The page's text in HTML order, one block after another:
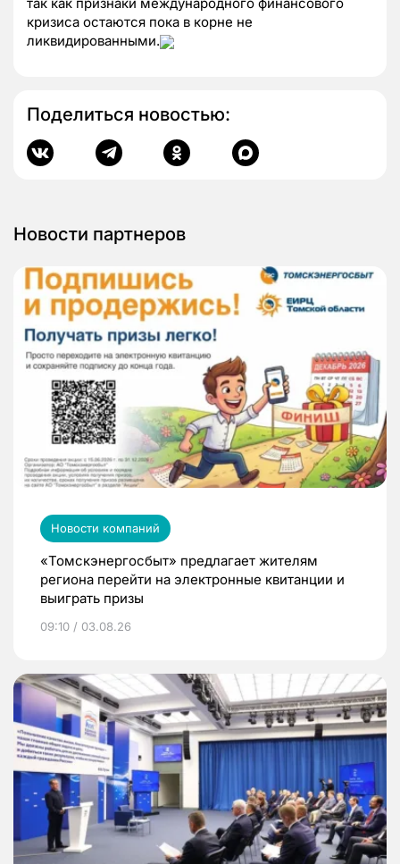
так как признаки международного финансового
кризиса остаются пока в корне не
ликвидированными.
Поделиться новостью:
Новости партнеров
Новости компаний
«Томскэнергосбыт» предлагает жителям
региона перейти на электронные квитанции и
выиграть призы
09:10 / 03.08.26